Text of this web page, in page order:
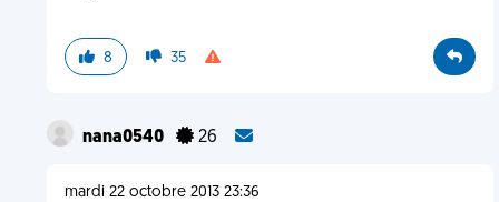
8 35
nana0540 26
mardi 22 octobre 2013 23:36